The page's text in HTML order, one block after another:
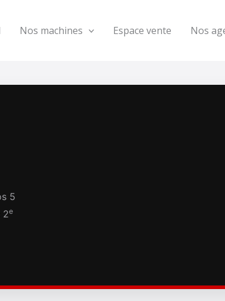
Nos machines Espace vente Nos
5
2e